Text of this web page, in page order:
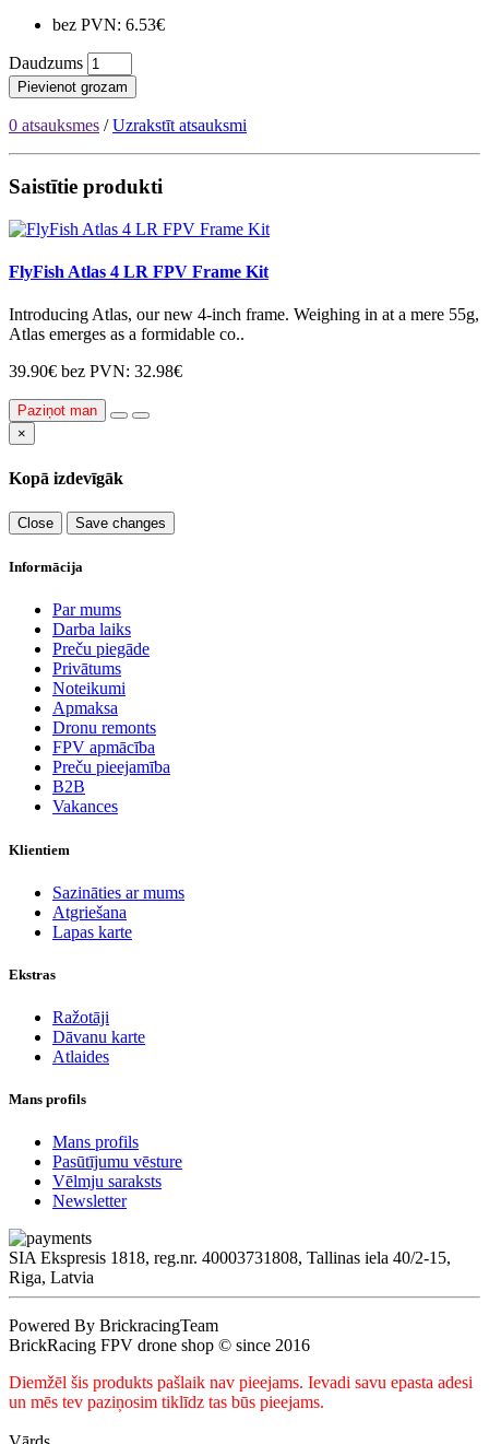
bez PVN: 6.53€
Daudzums
Pievienot grozam
0 atsauksmes /Uzrakstīt atsauksmi
Saistītie produkti
FlyFish Atlas 4 LR FPV Frame Kit
Introducing Atlas, our new 4-inch frame. Weighing in at a mere 55g,
Atlas emerges as a formidable co..
39.90€ bez PVN: 32.98€
Paziņot man
×
Kopā izdevīgāk
Close Save changes
Informācija
Par mums
Darba laiks
Preču piegāde
Privātums
Noteikumi
Apmaksa
Dronu remonts
FPV apmācība
Preču pieejamība
B2B
Vakances
Klientiem
Sazināties ar mums
Atgriešana
Lapas karte
Ekstras
Ražotāji
Dāvanu karte
Atlaides
Mans profils
Mans profils
Pasūtījumu vēsture
Vēlmju saraksts
Newsletter
SIA Ekspresis 1818, reg.nr. 40003731808, Tallinas iela 40/2-15,
Riga, Latvia
Powered By BrickracingTeam
BrickRacing FPV drone shop © since 2016
Diemžēl šis produkts pašlaik nav pieejams. Ievadi savu epasta adesi
un mēs tev paziņosim tiklīdz tas būs pieejams.